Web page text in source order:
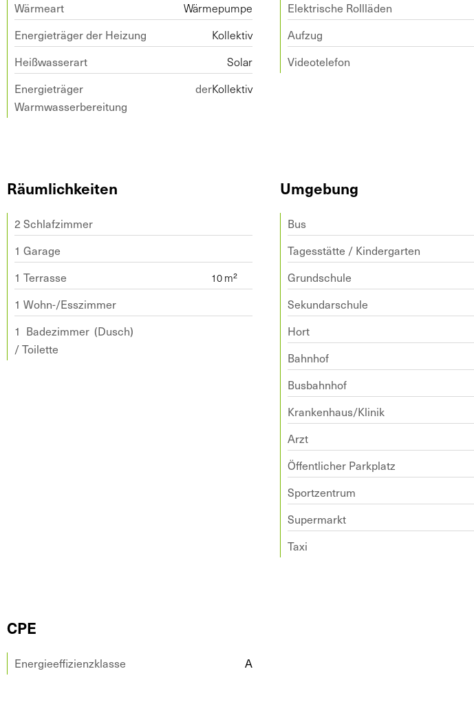
Wärmeart
Wärmepumpe
Energieträger der Heizung
Kollektiv
Heißwasserart
Solar
Energieträger der
Warmwasserbereitung
Kollektiv
Elektrische Rollläden
Aufzug
Videotelefon
Räumlichkeiten
2 Schlafzimmer
1 Garage
1 Terrasse
1 Wohn-/Esszimmer
1 Badezimmer (Dusch)
/ Toilette
Umgebung
Bus
Tagesstätte / Kindergarten
Grundschule
Sekundarschule
Hort
Bahnhof
Busbahnhof
Krankenhaus/Klinik
Arzt
Öffentlicher Parkplatz
Sportzentrum
Supermarkt
Taxi
CPE
Energieeffizienzklasse A